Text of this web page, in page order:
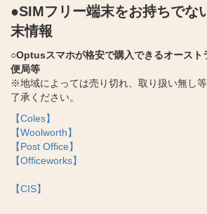
●SIMフリー端末をお持ちでな
末情報
○Optusスマホが格安で購入できるオースト
便局等
※地域によっては売り切れ、取り扱い無し
了承ください。
【Coles】
【Woolworth】
【Post Office】
【Officeworks】
【CIS】